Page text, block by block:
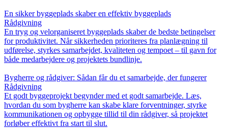
En sikker byggeplads skaber en effektiv byggeplads
Rådgivning
En tryg og velorganiseret byggeplads skaber de bedste betingelser
for produktivitet. Når sikkerheden prioriteres fra planlægning til
udførelse, styrkes samarbejdet, kvaliteten og tempoet – til gavn for
både medarbejdere og projektets bundlinje.
Bygherre og rådgiver: Sådan får du et samarbejde, der fungerer
Rådgivning
Et godt byggeprojekt begynder med et godt samarbejde. Læs,
hvordan du som bygherre kan skabe klare forventninger, styrke
kommunikationen og opbygge tillid til din rådgiver, så projektet
forløber effektivt fra start til slut.